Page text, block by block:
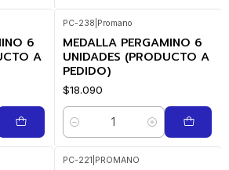
6
A
PC-238 Promano
MEDALLA PERGAMINO 6
UNIDADES (PRODUCTO A
PEDIDO)
$18.090
Cantidad
PC-221 PROMANO